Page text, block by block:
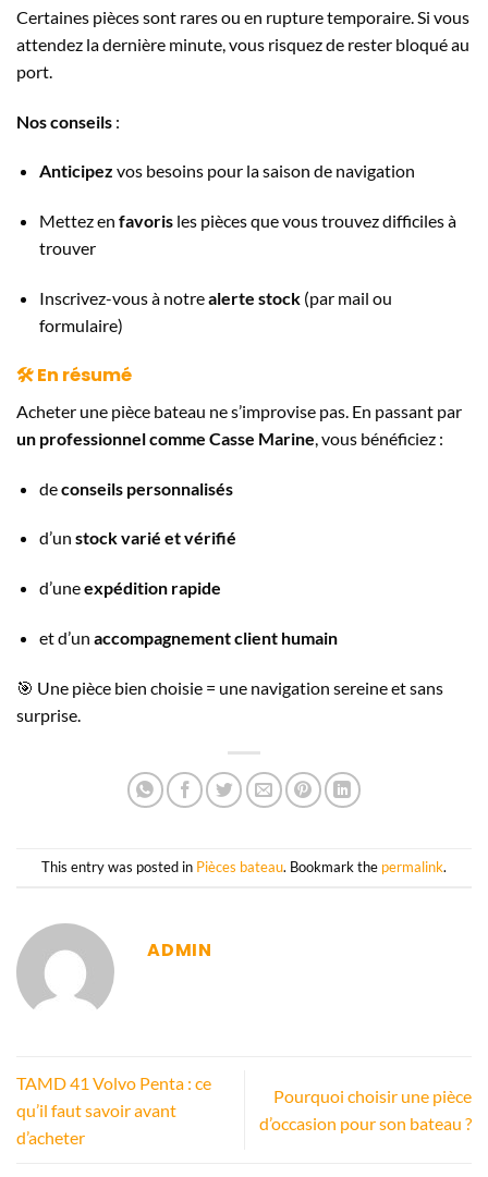
Certaines pièces sont rares ou en rupture temporaire. Si vous
attendez la dernière minute, vous risquez de rester bloqué au
port.
Nos conseils :
Anticipez vos besoins pour la saison de navigation
Mettez en favorisles pièces que vous trouvez difficiles à
trouver
Inscrivez-vous à notrealerte stock(par mail ou
formulaire)
🛠️ En résumé
Acheter une pièce bateau ne s’improvise pas. En passant par
un professionnel comme Casse Marine , vous bénéficiez :
deconseils personnalisés
d’un stock varié et vérifié
d’uneexpédition rapide
et d’un accompagnement client humain
🎯 Une pièce bien choisie = une navigation sereine et sans
surprise.
This entry was posted in Pièces bateau. Bookmark the permalink.
ADMIN
TAMD 41 Volvo Penta : ce
qu’il faut savoir avant
d’acheter
Pourquoi choisir une pièce
d’occasion pour son bateau ?